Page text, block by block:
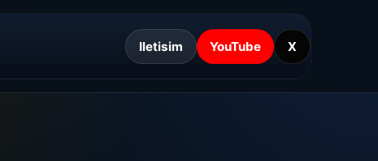
Iletisim YouTube X